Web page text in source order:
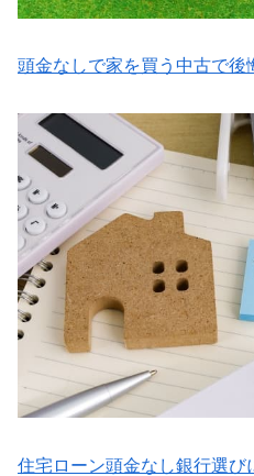
頭金なしで家を買う中古で後
住宅ローン頭金なし銀行選び